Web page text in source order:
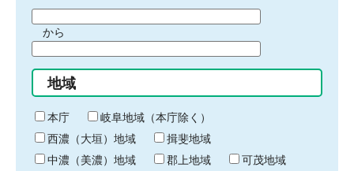
間
始
り
から
間
終
わ
り
地域
本庁
岐阜地域（本庁除く）
西濃（大垣）地域
揖斐地域
中濃（美濃）地域
郡上地域
可茂地域